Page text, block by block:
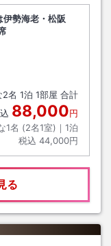
勢海老・松阪
2名 1泊 1部屋 合計
88,000円
1名 (2名1室)｜ 1泊
税込 44,000円
る